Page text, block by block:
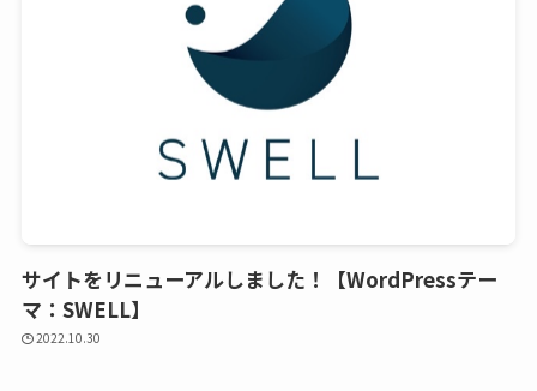
サイトをリニューアルしました！【WordPressテー
マ：SWELL】
2022.10.30